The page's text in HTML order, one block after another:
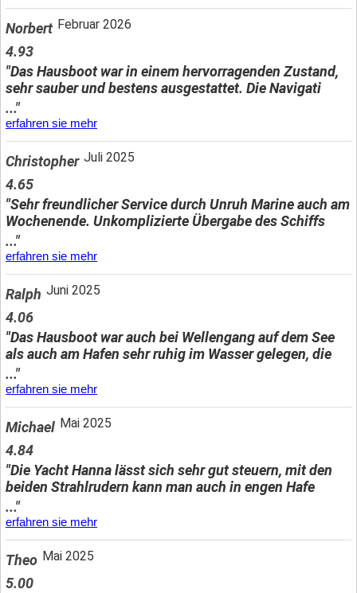
Norbert Februar 2026
4.93
"Das Hausboot war in einem hervorragenden Zustand,
sehr sauber und bestens ausgestattet. Die Navigati
..."
erfahren sie mehr
Christopher Juli 2025
4.65
"Sehr freundlicher Service durch Unruh Marine auch am
Wochenende. Unkomplizierte Übergabe des Schiffs
..."
erfahren sie mehr
Ralph Juni 2025
4.06
"Das Hausboot war auch bei Wellengang auf dem See
als auch am Hafen sehr ruhig im Wasser gelegen, die
..."
erfahren sie mehr
Michael Mai 2025
4.84
"Die Yacht Hanna lässt sich sehr gut steuern, mit den
beiden Strahlrudern kann man auch in engen Hafe
..."
erfahren sie mehr
Theo Mai 2025
5.00